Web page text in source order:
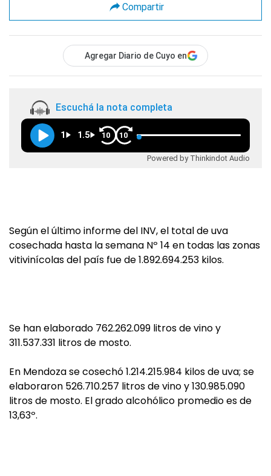
Compartir
Agregar Diario de Cuyo en
Escuchá la nota completa
1 1.5 10 10
Powered by Thinkindot Audio
Según el último informe del INV, el total de uva
cosechada hasta la semana Nº 14 en todas las zonas
vitivinícolas del país fue de 1.892.694.253 kilos.
Se han elaborado 762.262.099 litros de vino y
311.537.331 litros de mosto.
En Mendoza se cosechó 1.214.215.984 kilos de uva; se
elaboraron 526.710.257 litros de vino y 130.985.090
litros de mosto. El grado alcohólico promedio es de
13,63º.